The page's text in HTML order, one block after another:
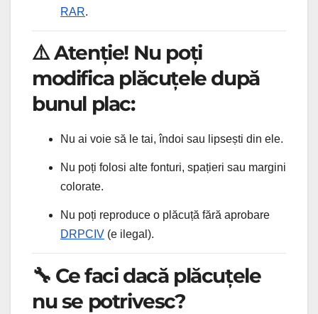
RAR.
⚠️ Atenție! Nu poți
modifica plăcuțele după
bunul plac:
Nu ai voie să le tai, îndoi sau lipsești din ele.
Nu poți folosi alte fonturi, spațieri sau margini
colorate.
Nu poți reproduce o plăcuță fără aprobare
DRPCIV (e ilegal).
🔧 Ce faci dacă plăcuțele
nu se potrivesc?